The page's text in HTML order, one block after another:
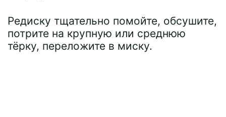
Редиску тщательно помойте, обсушите,
потрите на крупную или среднюю
тёрку, переложите в миску.